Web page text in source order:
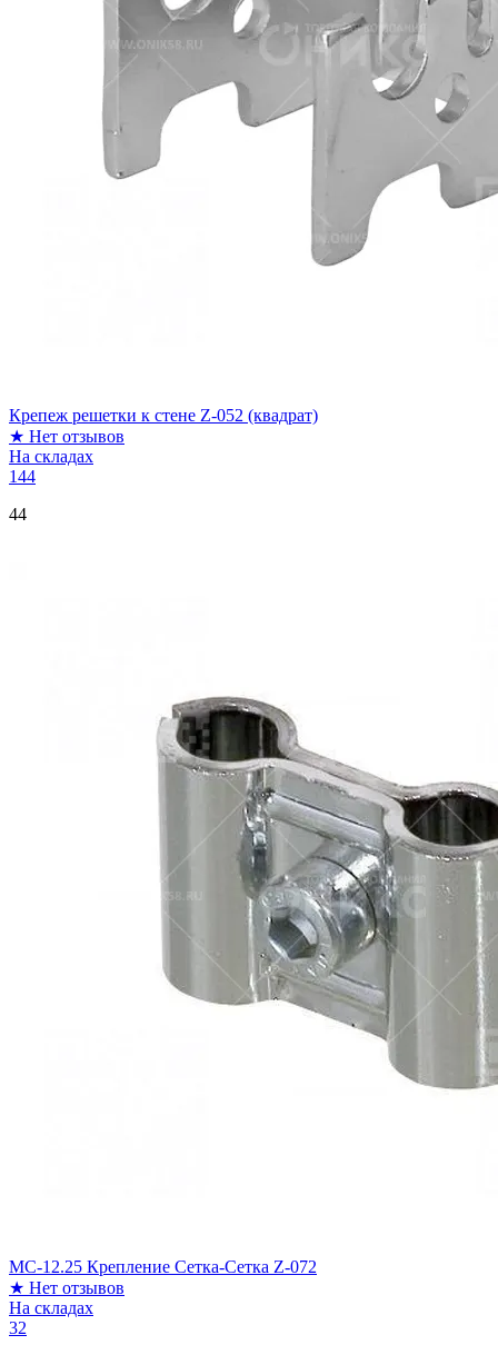
Крепеж решетки к стене Z-052 (квадрат)
★ Нет отзывов
На складах
144
44
МС-12.25 Крепление Сетка-Сетка Z-072
★ Нет отзывов
На складах
32